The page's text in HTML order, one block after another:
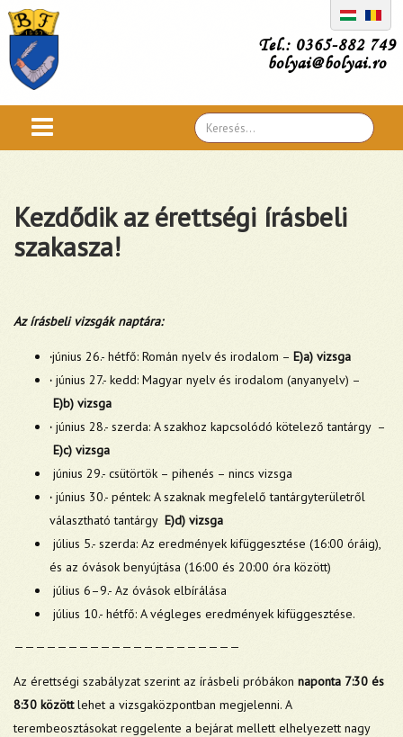
Tel.: 0365-882 749
bolyai@bolyai.ro
Search
...
Kezdődik az érettségi írásbeli
szakasza!
Az írásbeli vizsgák naptára:
·június 26.- hétfő: Román nyelv és irodalom – E)a) vizsga
· június 27.- kedd: Magyar nyelv és irodalom (anyanyelv) –
E)b) vizsga
· június 28.- szerda: A szakhoz kapcsolódó kötelező tantárgy –
E)c) vizsga
június 29.- csütörtök – pihenés – nincs vizsga
· június 30.- péntek: A szaknak megfelelő tantárgyterületről
választható tantárgy E)d) vizsga
július 5.- szerda: Az eredmények kifüggesztése (16:00 óráig),
és az óvások benyújtása (16:00 és 20:00 óra között)
július 6–9.- Az óvások elbírálása
július 10.- hétfő: A végleges eredmények kifüggesztése.
—————————————————————
Az érettségi szabályzat szerint az írásbeli próbákon naponta 7:30 és
8:30 közöttlehet a vizsgaközpontban megjelenni. A
terembeosztásokat reggelente a bejárat mellett elhelyezett nagy